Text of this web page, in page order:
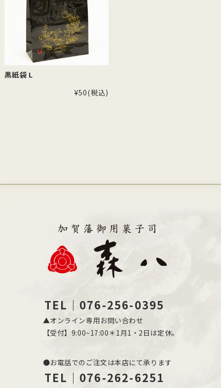
黒紙袋 L
¥50(税込)
TEL｜076-256-0395
▲オンライン専用お問い合わせ
【受付】9:00~17:00＊1月1・2日は定休。
●お電話でのご注文は本店にて承ります
TEL｜076-262-6251